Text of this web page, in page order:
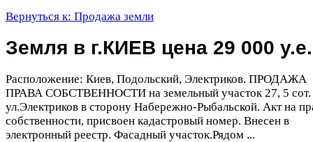
Вернуться к: Продажа земли
Земля в г.КИЕВ цена 29 000 у.е.
Расположение: Киев, Подольский, Электриков. ПРОДАЖА
ПРАВА СОБСТВЕННОСТИ на земельный участок 27, 5 сот.
ул.Электриков в сторону Набережно-Рыбальской. Акт на
собственности, присвоен кадастровый номер. Внесен в
электронный реестр. Фасадный участок.Рядом ...